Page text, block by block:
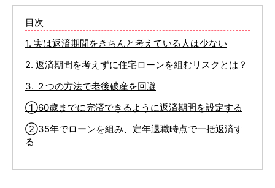
目次
1. 実は返済期間をきちんと考えている人は少ない
2. 返済期間を考えずに住宅ローンを組むリスクとは？
3. ２つの方法で老後破産を回避
①60歳までに完済できるように返済期間を設定する
②35年でローンを組み、定年退職時点で一括返済す
る